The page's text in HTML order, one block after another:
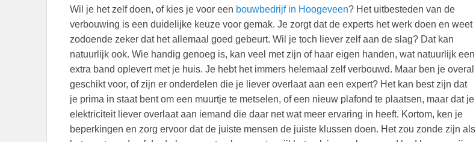
Wil je het zelf doen, of kies je voor een bouwbedrijf in Hoogeveen? Het uitbesteden van de
verbouwing is een duidelijke keuze voor gemak. Je zorgt dat de experts het werk doen en weet
zodoende zeker dat het allemaal goed gebeurt. Wil je toch liever zelf aan de slag? Dat kan
natuurlijk ook. Wie handig genoeg is, kan veel met zijn of haar eigen handen, wat natuurlijk een
extra band oplevert met je huis. Je hebt het immers helemaal zelf verbouwd. Maar ben je overal
geschikt voor, of zijn er onderdelen die je liever overlaat aan een expert? Het kan best zijn dat
je prima in staat bent om een muurtje te metselen, of een nieuw plafond te plaatsen, maar dat je
elektriciteit liever overlaat aan iemand die daar net wat meer ervaring in heeft. Kortom, ken je
beperkingen en zorg ervoor dat de juiste mensen de juiste klussen doen. Het zou zonde zijn als